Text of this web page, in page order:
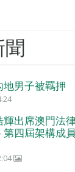
男子被羈押
出席澳門法
第四屆架構成